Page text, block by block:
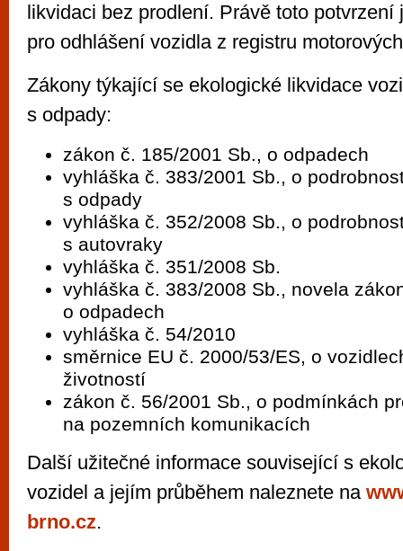
likvidaci bez prodlení. Právě toto potvrzení
pro odhlášení vozidla z registru
Zákony týkající se ekologické likvidace
s odpady:
zákon č. 185/2001 Sb., o odpadech
vyhláška č. 383/2001 Sb., o
s odpady
vyhláška č. 352/2008 Sb., o
s autovraky
vyhláška č. 351/2008 Sb.
vyhláška č. 383/2008 Sb., novela
o odpadech
vyhláška č. 54/2010
směrnice EU č. 2000/53/ES, o
životností
zákon č. 56/2001 Sb., o podmínkách
na pozemních komunikacích
Další užitečné informace související s
vozidel a jejím průběhem naleznete na
brno.cz.